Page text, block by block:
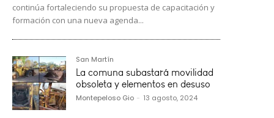
continúa fortaleciendo su propuesta de capacitación y
formación con una nueva agenda...
San Martín
La comuna subastará movilidad
obsoleta y elementos en desuso
Montepeloso Gio - 13 agosto, 2024